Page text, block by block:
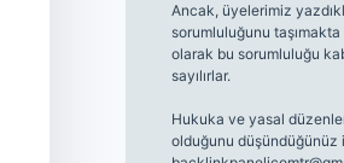
Ancak, üyelerimiz
sorumluluğunu
olarak bu sorumluluğu
sayılırlar.
Hukuka ve yasal
olduğunu düşündüğünüz